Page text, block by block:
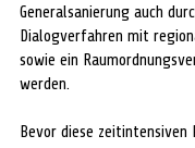
Generalsanierung auch
Dialogverfahren mit
sowie ein
werden.
Bevor diese zeitintensiven